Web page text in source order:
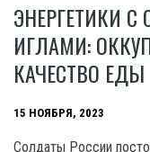
ЭНЕРГЕТИКИ
ИГЛАМИ:
КАЧЕСТВО ЕДЫ
15 НОЯБРЯ, 2023
Солдаты России